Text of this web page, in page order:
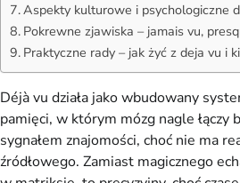
Aspekty kulturowe i psychologiczne
Pokrewne zjawiska – jamais vu,
Praktyczne rady – jak żyć z deja vu i
Déjà vu działa jako wbudowany
pamięci, w którym mózg nagle łączy
sygnałem znajomości, choć nie ma
źródłowego. Zamiast magicznego